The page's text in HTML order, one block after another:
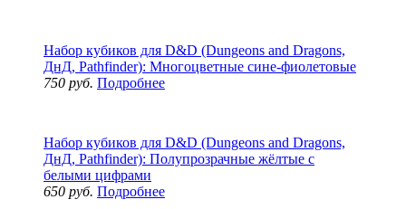
Набор кубиков для D&D (Dungeons and Dragons,
ДнД, Pathfinder): Многоцветные сине-фиолетовые
750 руб. Подробнее
Набор кубиков для D&D (Dungeons and Dragons,
ДнД, Pathfinder): Полупрозрачные жёлтые с
белыми цифрами
650 руб. Подробнее